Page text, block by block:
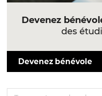
Devenez
des
Devenez bénévole